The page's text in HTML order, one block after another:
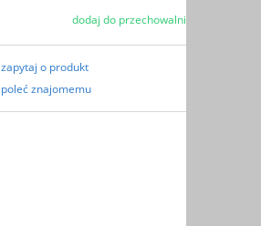
dodaj do przechowalni
zapytaj o produkt
poleć znajomemu